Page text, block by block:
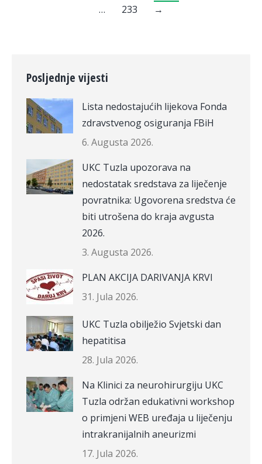
…
233 →
Posljednje vijesti
Lista nedostajućih lijekova Fonda
zdravstvenog osiguranja FBiH
6. Augusta 2026.
UKC Tuzla upozorava na
nedostatak sredstava za liječenje
povratnika: Ugovorena sredstva će
biti utrošena do kraja avgusta
2026.
3. Augusta 2026.
PLAN AKCIJA DARIVANJA KRVI
31. Jula 2026.
UKC Tuzla obilježio Svjetski dan
hepatitisa
28. Jula 2026.
Na Klinici za neurohirurgiju UKC
Tuzla održan edukativni workshop
o primjeni WEB uređaja u liječenju
intrakranijalnih aneurizmi
17. Jula 2026.